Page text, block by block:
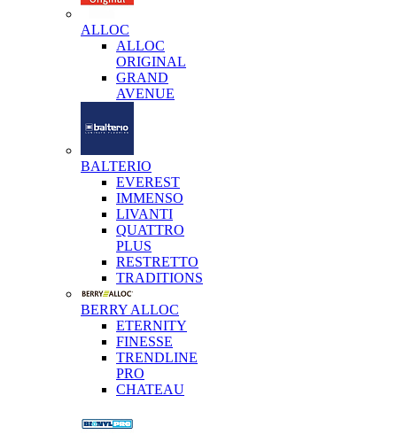
ALLOC
ALLOC
ORIGINAL
GRAND
AVENUE
BALTERIO
EVEREST
IMMENSO
LIVANTI
QUATTRO
PLUS
RESTRETTO
TRADITIONS
BERRY ALLOC
ETERNITY
FINESSE
TRENDLINE
PRO
CHATEAU